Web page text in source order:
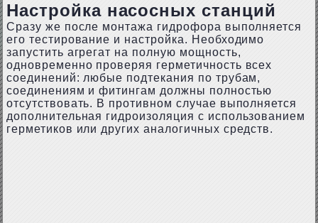
Настройка насосных станций
Сразу же после монтажа гидрофора выполняется
его тестирование и настройка. Необходимо
запустить агрегат на полную мощность,
одновременно проверяя герметичность всех
соединений: любые подтекания по трубам,
соединениям и фитингам должны полностью
отсутствовать. В противном случае выполняется
дополнительная гидроизоляция с использованием
герметиков или других аналогичных средств.